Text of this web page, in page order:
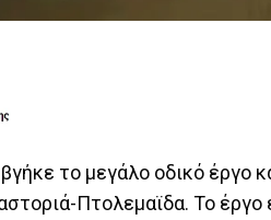
το μεγάλο οδικό έργο
Πτολεμαϊδα. Το